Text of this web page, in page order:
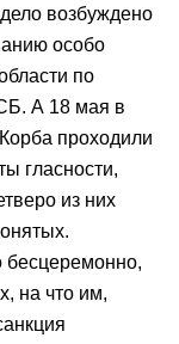
возбуждено
особо
по
А 18 мая в
проходили
гласности,
из них
бесцеремонно,
на что им,